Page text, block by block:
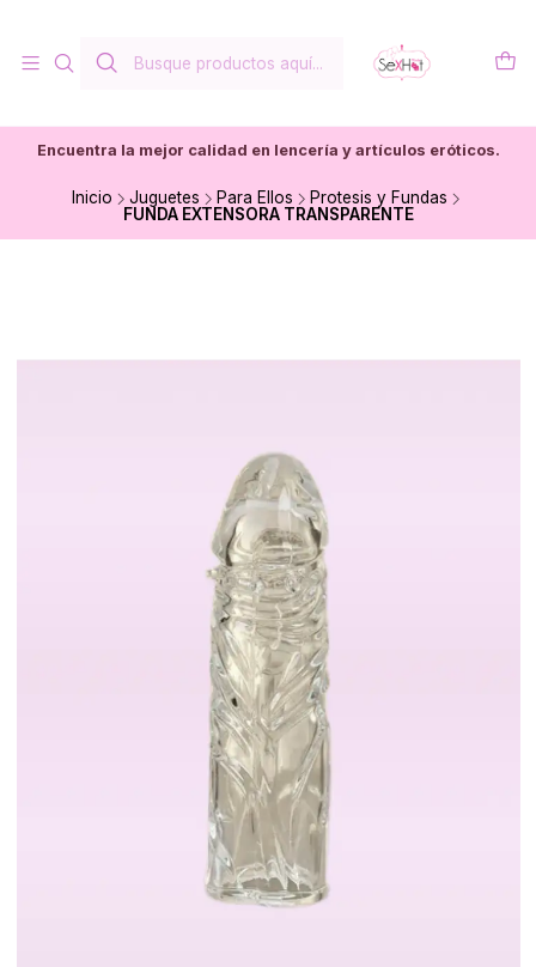
Encuentra la mejor calidad en lencería y artículos eróticos.
Inicio Juguetes Para Ellos
Protesis y Fundas
FUNDA EXTENSORA TRANSPARENTE